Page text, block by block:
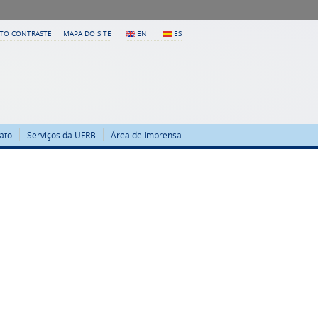
EN ES
CONTRASTE MAPA DO SITE
Serviços da UFRB Área de Imprensa